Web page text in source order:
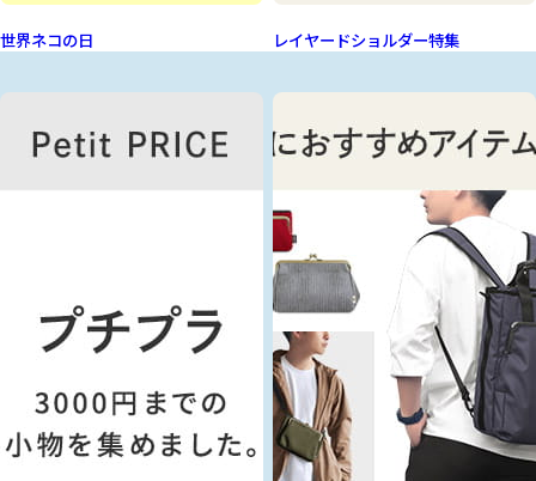
世界ネコの日 レイヤードショルダー特集